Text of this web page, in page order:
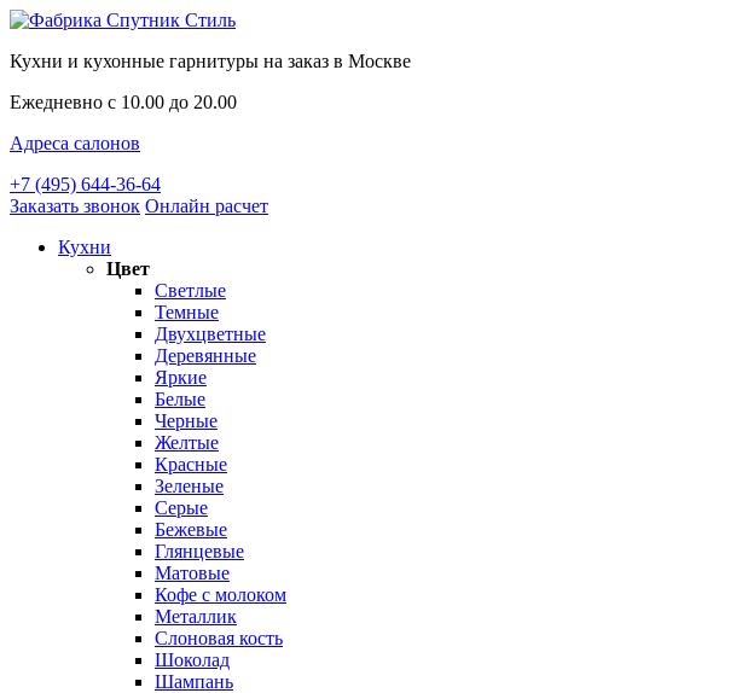
Кухни и кухонные гарнитуры на заказ в Москве
Ежедневно с 10.00 до 20.00
Адреса салонов
+7 (495) 644-36-64
Заказать звонок Онлайн расчет
Кухни
Цвет
Светлые
Темные
Двухцветные
Деревянные
Яркие
Белые
Черные
Желтые
Красные
Зеленые
Серые
Бежевые
Глянцевые
Матовые
Кофе с молоком
Металлик
Слоновая кость
Шоколад
Шампань